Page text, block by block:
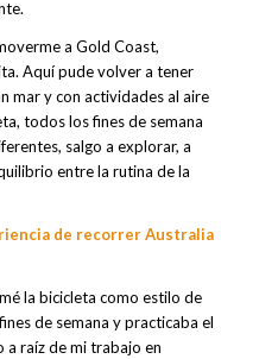
a Gold Coast,
Aquí pude volver a tener
mar y con actividades al aire
todos los fines de semana
salgo a explorar, a
entre la rutina de la
de recorrer Australia
la bicicleta como estilo de
de semana y practicaba el
raíz de mi trabajo en